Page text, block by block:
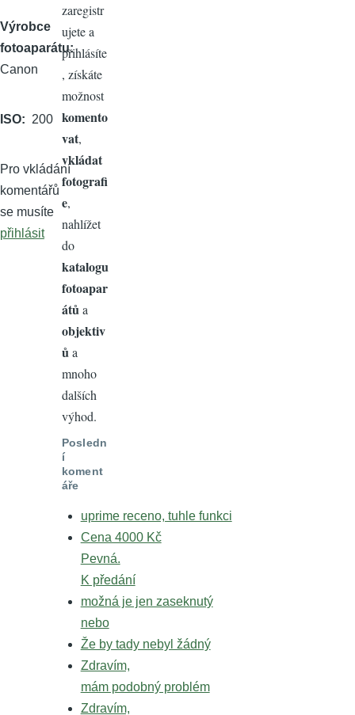
Výrobce
fotoaparátu
Canon
ISO 200
Pro vkládání
komentářů
se musíte
přihlásit
zaregistr
ujete a
přihlásíte
, získáte
možnost
komento
vat,
vkládat
fotografi
e,
nahlížet
do
katalogu
fotoapar
átů a
objektiv
ů a
mnoho
dalších
výhod.
Posledn
í
koment
áře
uprime receno, tuhle funkci
Cena 4000 Kč
Pevná.
K předání
možná je jen zaseknutý
nebo
Že by tady nebyl žádný
Zdravím,
mám podobný problém
Zdravím,